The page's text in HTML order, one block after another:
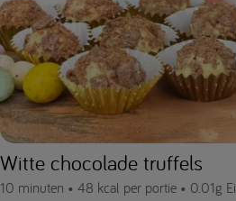
Witte chocolade truffels
10 minuten • 48 kcal per portie • 0.01g